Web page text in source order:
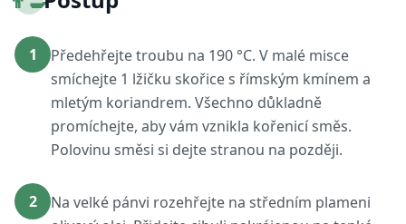
1
Předehřejte troubu na 190 °C. V malé misce
smíchejte 1 lžičku skořice s římským kmínem a
mletým koriandrem. Všechno důkladně
promíchejte, aby vám vznikla kořenicí směs.
Polovinu směsi si dejte stranou na později.
2
Na velké pánvi rozehřejte na středním plameni